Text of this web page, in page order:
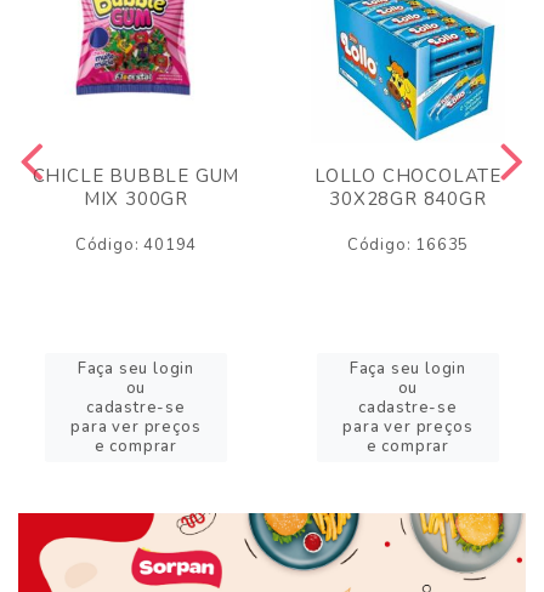
CHICLE BUBBLE GUM
MIX 300GR
Código: 40194
Faça seu login
ou
cadastre-se
para ver preços
e comprar
LOLLO CHOCOLATE
30X28GR 840GR
Código: 16635
Faça seu login
ou
cadastre-se
para ver preços
e comprar